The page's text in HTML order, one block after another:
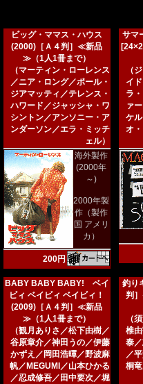
ビッグ・ママス・ハウス
(2000)［Ａ４判］≪新品
≫（1人1冊まで）
（マーティン・ローレンス
／ニア・ロング／ポール・
ジアマッティ／テレンス・
ハワード／ジャッシャ・ワ
シントン／アンソニー・ア
ンダーソン／エラ・ミッチ
ェル）
海外製作
(2000年
～)
2000年製
作（製作
国 アメリ
カ）
200円
サマ
（
イ
ラ
ァ
ケ
オ
BABY BABY BABY! ベイ
ビィ ベイビィ ベイビィ！
(2009)［Ａ４判］≪新品
≫（1人1冊まで）
（観月ありさ／松下由樹／
谷原章介／神田うの／伊藤
かずえ／岡田浩暉／野波麻
帆／MEGUMI／山本ひかる
／忍成修吾／田中要次／堀
釣り
判
（
椎
泰
／
桐